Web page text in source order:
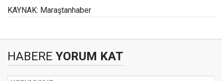
KAYNAK: Maraştanhaber
HABERE YORUM KAT